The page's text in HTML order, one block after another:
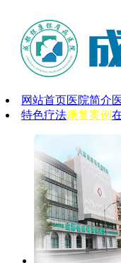
网站首页医院简介
特色疗法康复案例